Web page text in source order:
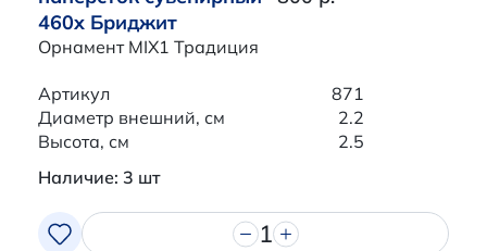
460x Бриджит
Орнамент MIX1 Традиция
Артикул
871
Диаметр внешний, см
2.2
Высота, см
2.5
Наличие: 3 шт
1